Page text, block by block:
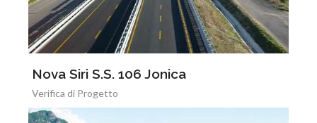
Nova Siri S.S. 106 Jonica
Verifica di Progetto